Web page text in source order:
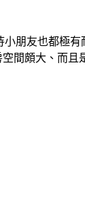
朋友也都極
間頗大、而